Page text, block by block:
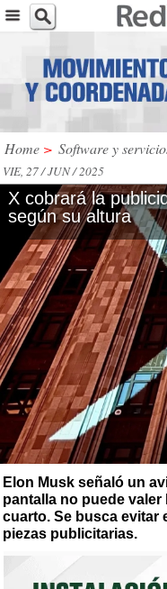
Home > Software y
VIE, 27 / JUN / 2025
X cobrará la
según su altura
Elon Musk señaló un
pantalla no puede
cuarto. Se busca evitar
piezas publicitarias.